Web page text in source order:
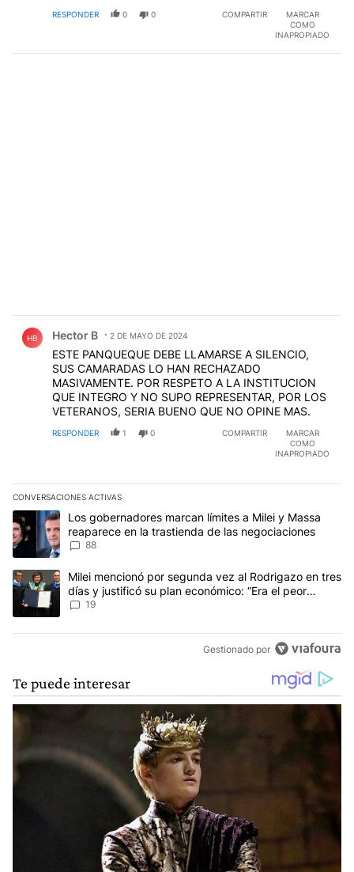
RESPONDER 0 0 COMPARTIR
MARCAR
COMO
INAPROPIADO
HB Hector B 2 DE MAYO DE 2024
ESTE PANQUEQUE DEBE LLAMARSE A SILENCIO,
SUS CAMARADAS LO HAN RECHAZADO
MASIVAMENTE. POR RESPETO A LA INSTITUCION
QUE INTEGRO Y NO SUPO REPRESENTAR, POR LOS
VETERANOS, SERIA BUENO QUE NO OPINE MAS.
RESPONDER 1 0 COMPARTIR
MARCAR
COMO
INAPROPIADO
CONVERSACIONES ACTIVAS
Este listado muestra los artículos con más comentarios en los
Un artículo de tendencia con el título "Los gobernadores
Los gobernadores marcan límites a Milei y Massa
reaparece en la trastienda de las negociaciones
88
Un artículo de tendencia con el título "Milei mencionó por
Milei mencionó por segunda vez al Rodrigazo en tres
días y justificó su plan económico: “Era el peor
escenario posible”
19
Gestionado por